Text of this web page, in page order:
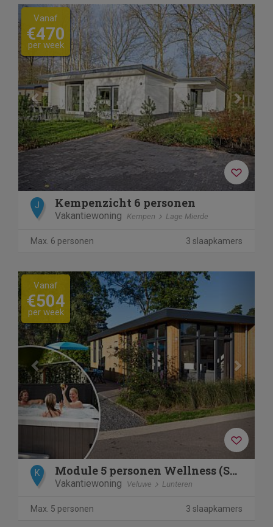
Previous Next
Vanaf
€470
per week
J Kempenzicht 6 personen
Vakantiewoning Kempen Lage Mierde
Max. 6 personen 3 slaapkamers
Previous
Vanaf
€504
per week
K Module 5 personen Wellness (Spa)
Vakantiewoning Veluwe Lunteren
Max. 5 personen 3 slaapkamers